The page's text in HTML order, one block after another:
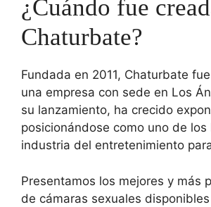
¿Cuándo fue
Chaturbate?
Fundada en 2011, Chaturbate
una empresa con sede en Los
su lanzamiento, ha crecido
posicionándose como uno de los
industria del entretenimiento
Presentamos los mejores y más
de cámaras sexuales